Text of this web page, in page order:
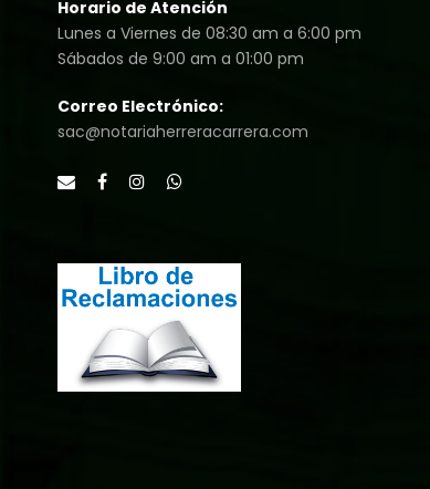
Horario de Atención
Lunes a Viernes de 08:30 am a 6:00 pm
Sábados de 9:00 am a 01:00 pm
Correo Electrónico:
sac@notariaherreracarrera.com